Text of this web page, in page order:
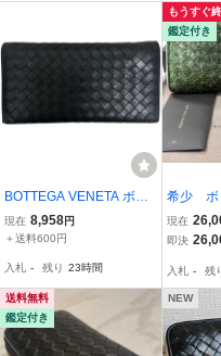
BOTTEGA VENETA ボッ
テガヴェネタ イントレチ
ャート 156819 ブラック
【中古】 52602K349U
現在 8,958円
＋送料600円
入札 - 残り 23時間
もうすぐ
鑑定付き
希少 ボ
タ
財布 長
ウンド
ズ
現在
即決
入札 - 残
送料無料
鑑定付き
NEW